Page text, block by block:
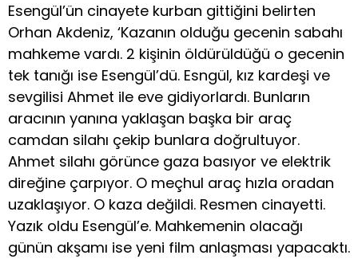
Esengül’ün cinayete kurban gittiğini belirten
Orhan Akdeniz, ‘Kazanın olduğu gecenin sabahı
mahkeme vardı. 2 kişinin öldürüldüğü o gecenin
tek tanığı ise Esengül’dü. Esngül, kız kardeşi ve
sevgilisi Ahmet ile eve gidiyorlardı. Bunların
aracının yanına yaklaşan başka bir araç
camdan silahı çekip bunlara doğrultuyor.
Ahmet silahı görünce gaza basıyor ve elektrik
direğine çarpıyor. O meçhul araç hızla oradan
uzaklaşıyor. O kaza değildi. Resmen cinayetti.
Yazık oldu Esengül’e. Mahkemenin olacağı
günün akşamı ise yeni film anlaşması yapacaktı.